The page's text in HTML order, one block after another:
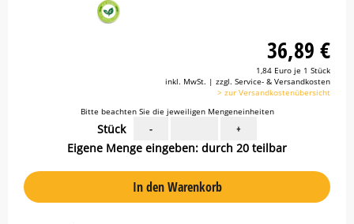
36,89 €
1,84 Euro je 1 Stück
inkl. MwSt. | zzgl. Service- & Versandkosten
> zur Versandkostenübersicht
Bitte beachten Sie die jeweiligen Mengeneinheiten
Stück - +
Eigene Menge eingeben: durch 20 teilbar
In den Warenkorb